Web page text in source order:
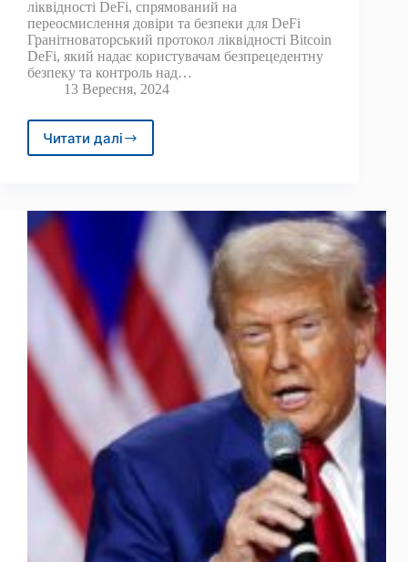
ліквідності DeFi, спрямований на
переосмислення довіри та безпеки для DeFi
Гранітноваторський протокол ліквідності Bitcoin
DeFi, який надає користувачам безпрецедентну
безпеку та контроль над…
13 Вересня, 2024
Читати далі
Granite
у
своєму
протокол
ліквідності
Bitcoin
DeFi,
який
надає
пріоритет
безпеці
довірі